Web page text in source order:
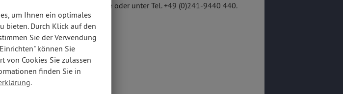
Sie unter www.thuellen.de oder unter Tel. +49 (0)241-9440 440.
um Ihnen ein optimales
bieten. Durch Klick auf den
Sie der Verwendung
können Sie
von Cookies Sie zulassen
finden Sie in
.